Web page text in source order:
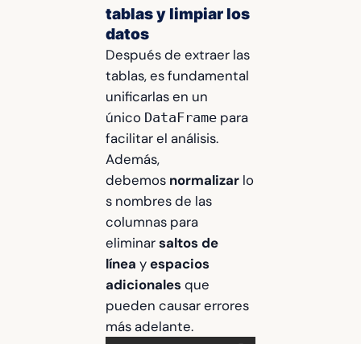
tablas y limpiar los
datos
Después de extraer las
tablas, es fundamental
unificarlas en un
único DataFrame para
facilitar el análisis.
Además,
debemos normalizar lo
s nombres de las
columnas para
eliminarsaltos de
línea yespacios
adicionales que
pueden causar errores
más adelante.